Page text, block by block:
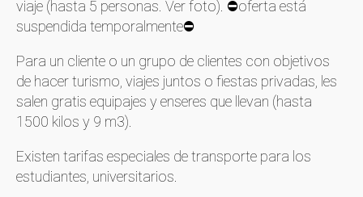
viaje (hasta 5 personas. Ver foto). ⛔oferta está
suspendida temporalmente⛔
Para un cliente o un grupo de clientes con objetivos
de hacer turismo, viajes juntos o fiestas privadas, les
salen gratis equipajes y enseres que llevan (hasta
1500 kilos y 9 m3).
Existen tarifas especiales de transporte para los
estudiantes, universitarios.